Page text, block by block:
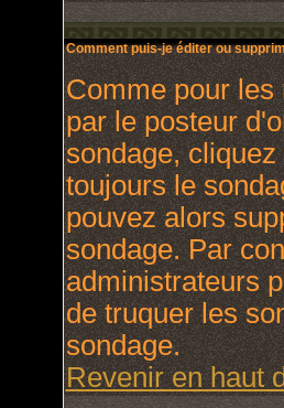
Comment puis-je éditer ou
Comme pour les
par le posteur
sondage,
toujours le
pouvez alors
sondage. Par
administrateurs
de truquer les
sondage.
Revenir en haut